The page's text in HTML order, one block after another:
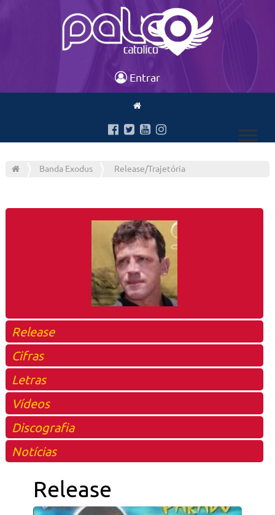
Entrar
Banda Exodus Release/Trajetória
Release
Cifras
Letras
Vídeos
Discografia
Notícias
Release